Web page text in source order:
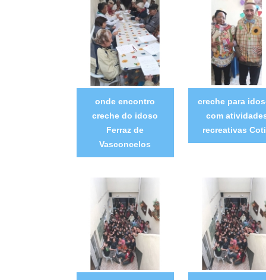
onde encontro
creche do idoso
Ferraz de
Vasconcelos
creche para
com
recreativas